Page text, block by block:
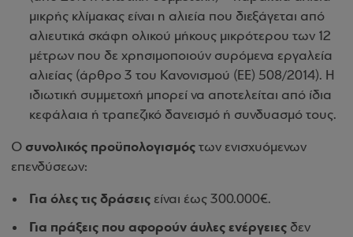
μικρής κλίμακας είναι η αλιεία που διεξάγεται από
αλιευτικά σκάφη ολικού μήκους μικρότερου των 12
μέτρων που δε χρησιμοποιούν συρόμενα εργαλεία
αλιείας (άρθρο 3 του Κανονισμού (ΕΕ) 508/2014). Η
ιδιωτική συμμετοχή μπορεί να αποτελείται από ίδια
κεφάλαια ή τραπεζικό δανεισμό ή συνδυασμό τους.
Ο συνολικός προϋπολογισμός των ενισχυόμενων
επενδύσεων:
Για όλες τις δράσεις είναι έως 300.000€.
Για πράξεις που αφορούν άυλες ενέργειες δεν